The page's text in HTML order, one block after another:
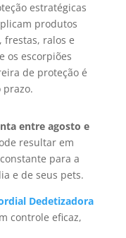
estratégicas
produtos
frestas, ralos e
os escorpiões
de proteção é
prazo.
entre agosto e
resultar em
para a
e de seus pets.
Dedetizadora
controle eficaz,